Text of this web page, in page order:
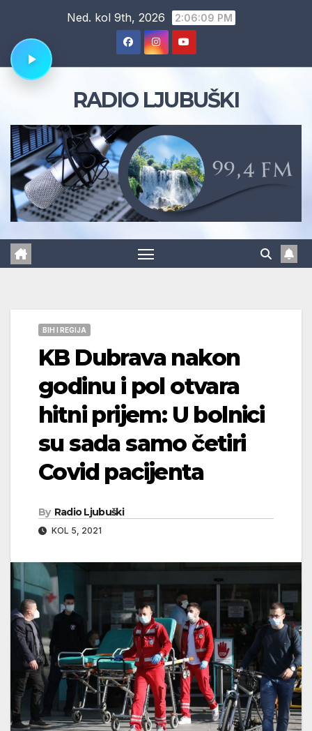
content
Ned. kol 9th, 2026 2:06:09 PM
RADIO LJUBUŠKI
BIH I REGIJA
KB Dubrava nakon
godinu i pol otvara
hitni prijem: U bolnici
su sada samo četiri
Covid pacijenta
By Radio Ljubuški
KOL 5, 2021